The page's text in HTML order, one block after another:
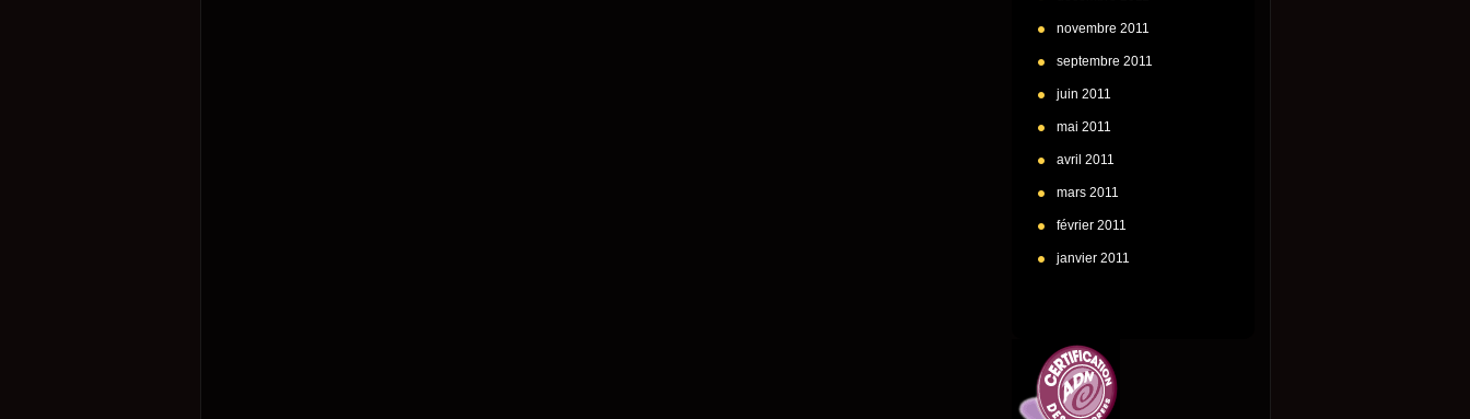
novembre 2011
septembre 2011
juin 2011
mai 2011
avril 2011
mars 2011
février 2011
janvier 2011